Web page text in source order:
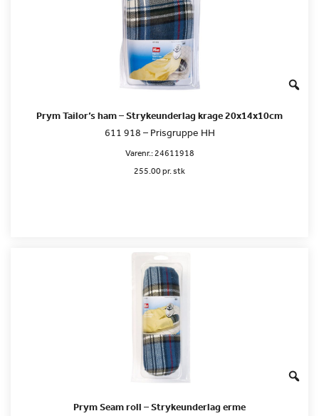
Prym Tailor’s ham – Strykeunderlag krage 20x14x10cm
611 918 – Prisgruppe HH
Varenr.:24611918
255.00 pr. stk
Prym Seam roll – Strykeunderlag erme